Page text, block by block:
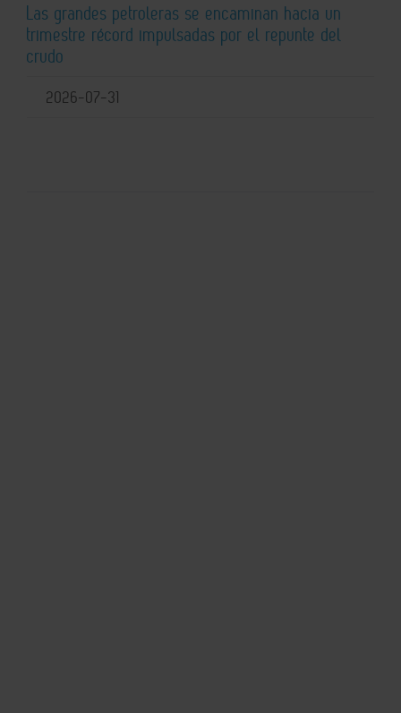
Las grandes petroleras se encaminan hacia un
trimestre récord impulsadas por el repunte del
crudo
2026-07-31